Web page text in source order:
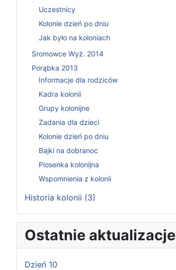
Uczestnicy
Kolonie dzień po dniu
Jak było na koloniach
Sromowce Wyż. 2014
Porąbka 2013
Informacje dla rodziców
Kadra kolonii
Grupy kolonijne
Zadania dla dzieci
Kolonie dzień po dniu
Bajki na dobranoc
Piosenka kolonijna
Wspomnienia z kolonii
Historia kolonii (3)
Ostatnie aktualizacje
Dzień 10